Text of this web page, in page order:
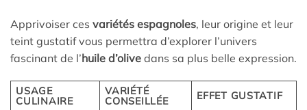
Apprivoiser ces variétés espagnoles, leur origine et leur
teint gustatif vous permettra d’explorer l’univers
fascinant de l’huile d’olive dans sa plus belle expression.
USAGE
CULINAIRE
VARIÉTÉ
CONSEILLÉE
EFFET GUSTATIF